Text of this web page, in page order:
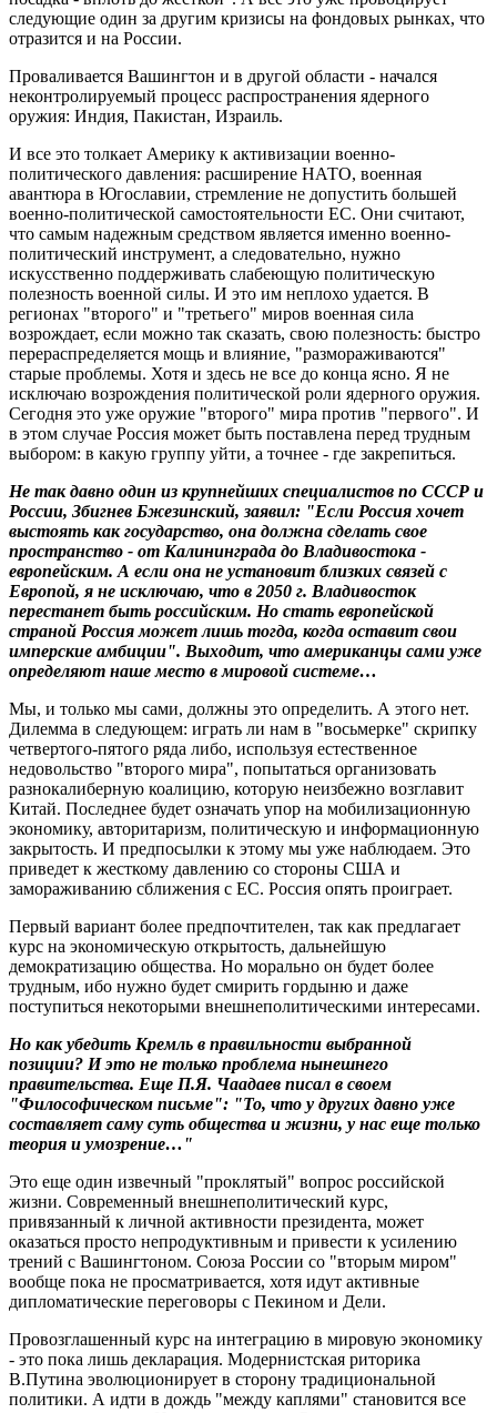
следующие один за другим кризисы на фондовых рынках, что
отразится и на России.
Проваливается Вашингтон и в другой области - начался
неконтролируемый процесс распространения ядерного
оружия: Индия, Пакистан, Израиль.
И все это толкает Америку к активизации военно-
политического давления: расширение НАТО, военная
авантюра в Югославии, стремление не допустить большей
военно-политической самостоятельности ЕС. Они считают,
что самым надежным средством является именно военно-
политический инструмент, а следовательно, нужно
искусственно поддерживать слабеющую политическую
полезность военной силы. И это им неплохо удается. В
регионах "второго" и "третьего" миров военная сила
возрождает, если можно так сказать, свою полезность: быстро
перераспределяется мощь и влияние, "размораживаются"
старые проблемы. Хотя и здесь не все до конца ясно. Я не
исключаю возрождения политической роли ядерного оружия.
Сегодня это уже оружие "второго" мира против "первого". И
в этом случае Россия может быть поставлена перед трудным
выбором: в какую группу уйти, а точнее - где закрепиться.
Не так давно один из крупнейших специалистов по СССР и
России, Збигнев Бжезинский, заявил: "Если Россия хочет
выстоять как государство, она должна сделать свое
пространство - от Калининграда до Владивостока -
европейским. А если она не установит близких связей с
Европой, я не исключаю, что в 2050 г. Владивосток
перестанет быть российским. Но стать европейской
страной Россия может лишь тогда, когда оставит свои
имперские амбиции". Выходит, что американцы сами уже
определяют наше место в мировой системе…
Мы, и только мы сами, должны это определить. А этого нет.
Дилемма в следующем: играть ли нам в "восьмерке" скрипку
четвертого-пятого ряда либо, используя естественное
недовольство "второго мира", попытаться организовать
разнокалиберную коалицию, которую неизбежно возглавит
Китай. Последнее будет означать упор на мобилизационную
экономику, авторитаризм, политическую и информационную
закрытость. И предпосылки к этому мы уже наблюдаем. Это
приведет к жесткому давлению со стороны США и
замораживанию сближения с ЕС. Россия опять проиграет.
Первый вариант более предпочтителен, так как предлагает
курс на экономическую открытость, дальнейшую
демократизацию общества. Но морально он будет более
трудным, ибо нужно будет смирить гордыню и даже
поступиться некоторыми внешнеполитическими интересами.
Но как убедить Кремль в правильности выбранной
позиции? И это не только проблема нынешнего
правительства. Еще П.Я. Чаадаев писал в своем
"Философическом письме": "То, что у других давно уже
составляет саму суть общества и жизни, у нас еще только
теория и умозрение…"
Это еще один извечный "проклятый" вопрос российской
жизни. Современный внешнеполитический курс,
привязанный к личной активности президента, может
оказаться просто непродуктивным и привести к усилению
трений с Вашингтоном. Союза России со "вторым миром"
вообще пока не просматривается, хотя идут активные
дипломатические переговоры с Пекином и Дели.
Провозглашенный курс на интеграцию в мировую экономику
- это пока лишь декларация. Модернистская риторика
В.Путина эволюционирует в сторону традициональной
политики. А идти в дождь "между каплями" становится все